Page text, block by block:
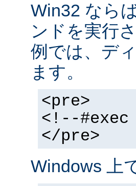
Win32 なら
ンドを実行
例では、デ
ます。
<pre>
<!--
</pre>
Windows 上